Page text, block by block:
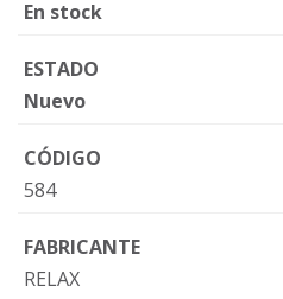
En stock
ESTADO
Nuevo
CÓDIGO
584
FABRICANTE
RELAX